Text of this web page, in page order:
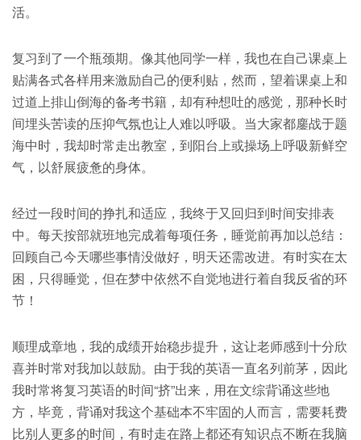
活。
复习到了一个瓶颈期。像其他同学一样，我也在自己课桌上
贴满各式各样用来激励自己的便利贴，然而，望着课桌上和
过道上排山倒海的备考书籍，却有种想吐的感觉，那种长时
间埋头苦读的压抑气氛也让人难以呼吸。当大家都鏖战于题
海中时，我却时常走出教室，到阳台上或操场上呼吸新鲜空
气，以舒展疲惫的身体。
经过一段时间的挣扎和适应，我终于又回归到时间安排表
中。每天按部就班地完成着每项任务，睡觉前再加以总结：
回顾自己今天哪些事情没做好，明天还需改进。有时实在太
困，只得睡觉，但在梦中依然不自觉地进行着自我反省的环
节！
顺理成章地，我的成绩开始稳步提升，这让老师感到十分欣
喜并时常对我加以鼓励。由于我的英语一直名列前茅，因此
我时常将复习英语的时间“挤”出来，用在文综背诵这些地
方，毕竟，背诵对我这个基础本不牢固的人而言，需要耗费
比别人更多的时间，有时走在路上都还有知识点不断在我脑